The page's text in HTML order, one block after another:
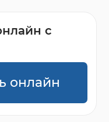
с
онлайн